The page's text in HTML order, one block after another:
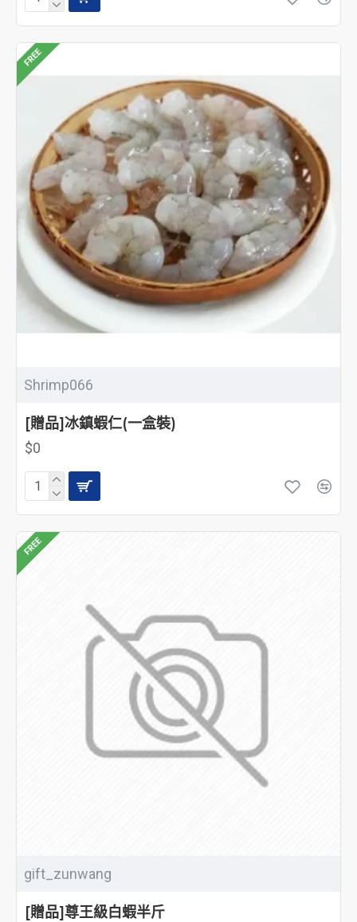
FREE
Shrimp066
[贈品]冰鎮蝦仁(一盒裝)
$0
FREE
gift_zunwang
[贈品]尊王級白蝦半斤